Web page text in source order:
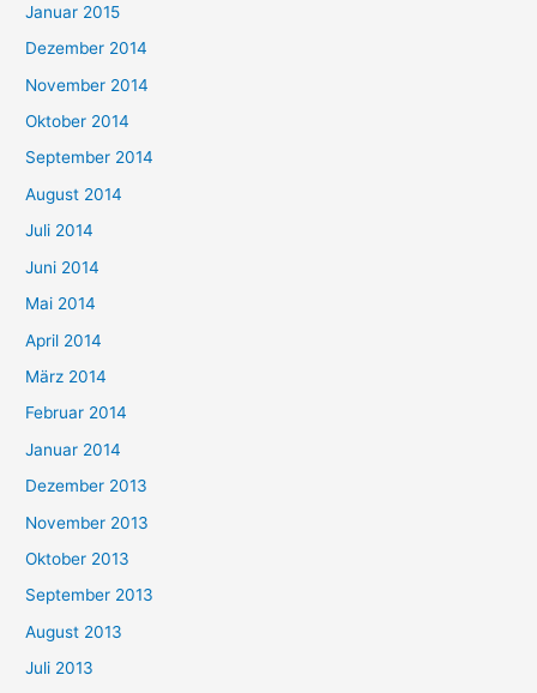
Januar 2015
Dezember 2014
November 2014
Oktober 2014
September 2014
August 2014
Juli 2014
Juni 2014
Mai 2014
April 2014
März 2014
Februar 2014
Januar 2014
Dezember 2013
November 2013
Oktober 2013
September 2013
August 2013
Juli 2013